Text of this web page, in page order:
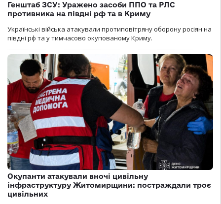
Генштаб ЗСУ: Уражено засоби ППО та РЛС
противника на півдні рф та в Криму
Українські війська атакували протиповітряну оборону росіян на
півдні рф та у тимчасово окупованому Криму.
Окупанти атакували вночі цивільну
інфраструктуру Житомирщини: постраждали троє
цивільних